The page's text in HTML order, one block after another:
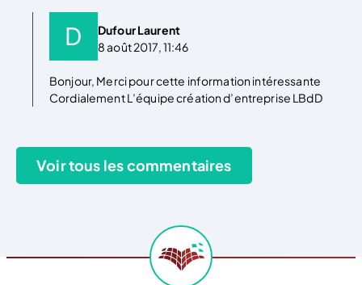
Dufour Laurent
8 août 2017, 11:46
Bonjour, Merci pour cette information intéressante
Cordialement L’équipe création d’entreprise LBdD